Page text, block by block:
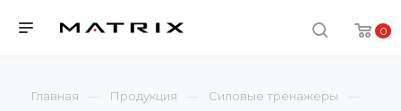
0
Главная Продукция
Силовые тренажеры